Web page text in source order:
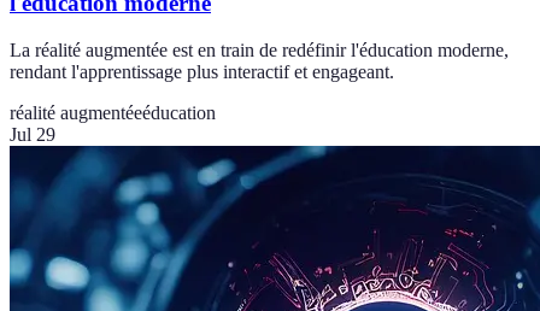
La réalité augmentée est en train de redéfinir l'éducation moderne,
rendant l'apprentissage plus interactif et engageant.
réalité augmentéeéducation
Jul 29